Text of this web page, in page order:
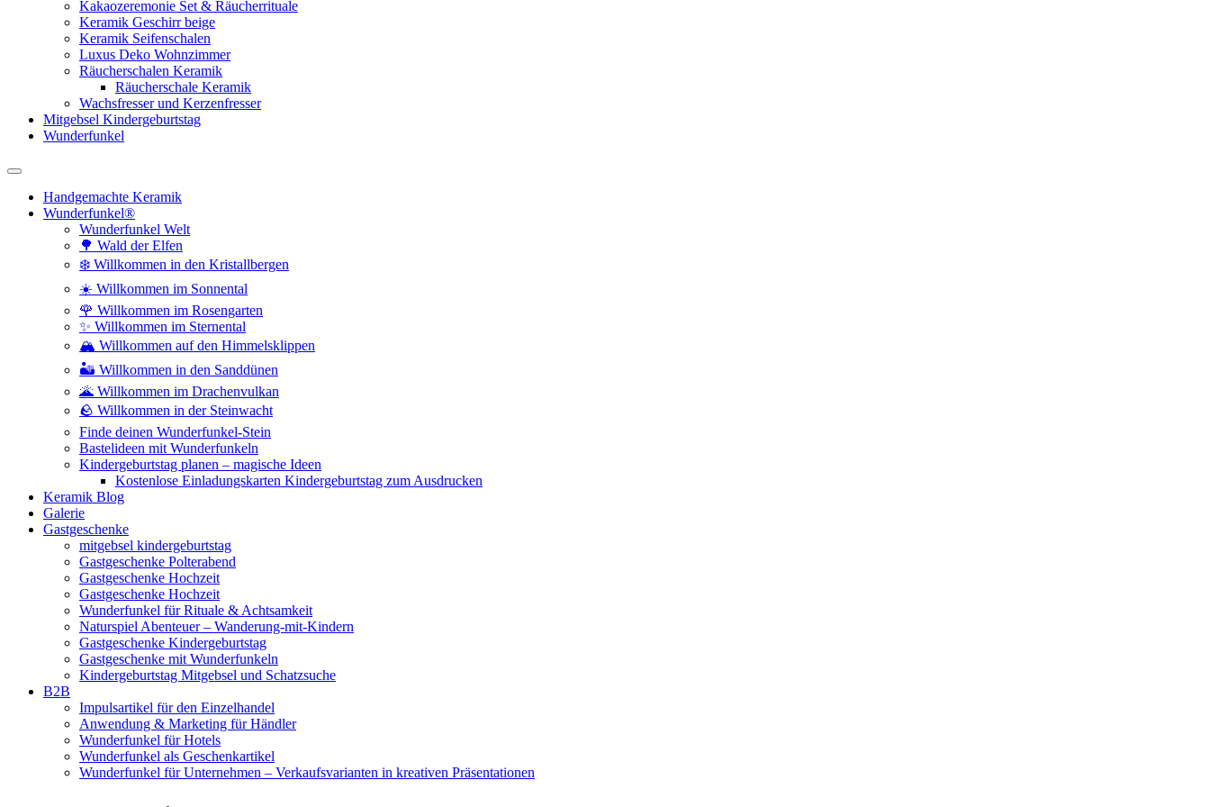
Kakaozeremonie Set & Räucherrituale
Keramik Geschirr beige
Keramik Seifenschalen
Luxus Deko Wohnzimmer
Räucherschalen Keramik
Räucherschale Keramik
Wachsfresser und Kerzenfresser
Mitgebsel Kindergeburtstag
Wunderfunkel
Handgemachte Keramik
Wunderfunkel®
Wunderfunkel Welt
🌳 Wald der Elfen
❄️ Willkommen in den Kristallbergen
☀️ Willkommen im Sonnental
🌹 Willkommen im Rosengarten
✨ Willkommen im Sternental
🏔️ Willkommen auf den Himmelsklippen
🏜️ Willkommen in den Sanddünen
🌋 Willkommen im Drachenvulkan
🪨 Willkommen in der Steinwacht
Finde deinen Wunderfunkel-Stein
Bastelideen mit Wunderfunkeln
Kindergeburtstag planen – magische Ideen
Kostenlose Einladungskarten Kindergeburtstag zum Ausdrucken
Keramik Blog
Galerie
Gastgeschenke
mitgebsel kindergeburtstag
Gastgeschenke Polterabend
Gastgeschenke Hochzeit
Gastgeschenke Hochzeit
Wunderfunkel für Rituale & Achtsamkeit
Naturspiel Abenteuer – Wanderung-mit-Kindern
Gastgeschenke Kindergeburtstag
Gastgeschenke mit Wunderfunkeln
Kindergeburtstag Mitgebsel und Schatzsuche
B2B
Impulsartikel für den Einzelhandel
Anwendung & Marketing für Händler
Wunderfunkel für Hotels
Wunderfunkel als Geschenkartikel
Wunderfunkel für Unternehmen – Verkaufsvarianten in kreativen Präsentationen